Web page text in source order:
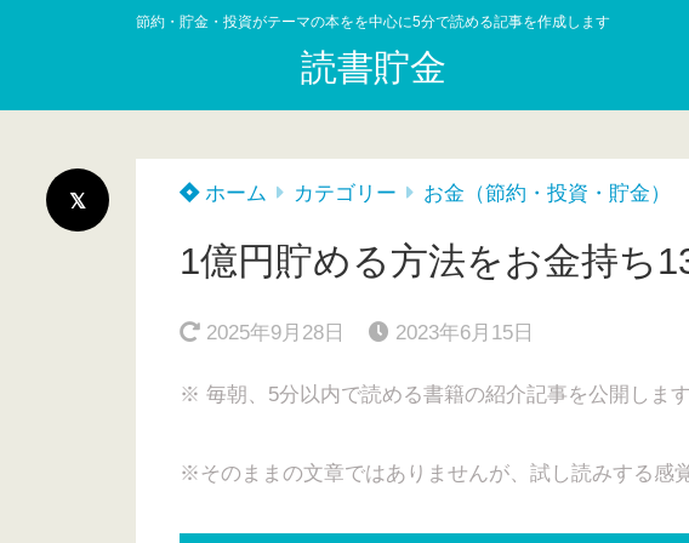
節約・貯金・投資がテーマの本をを中心に5分で読める記事を作成します
読書貯金
ホーム カテゴリー お金（節約・投資・貯金）
1億円貯める方法をお金持ち
2025年9月28日 2023年6月15日
※ 毎朝、5分以内で読める書籍の紹介記事を公開します
※そのままの文章ではありませんが、試し読みする感